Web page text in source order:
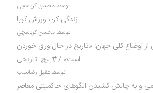
توسط محسن کرباسچی
زندگی کن، ورزش کن!
توسط محسن کرباسچی
از اوضاع کلی جهان: «تاریخ در حال ورق خوردن
است» / #پیچ_تاریخی
توسط عقیل رضانسب
و به چالش کشیدن الگوهای حاکمیتی معاصر